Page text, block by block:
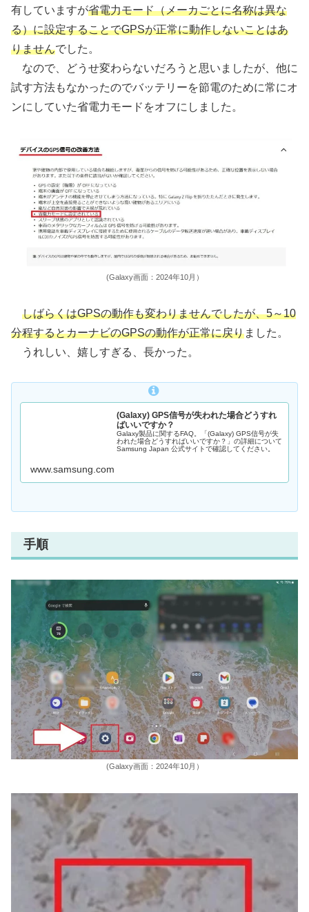
有していますが省電力モード（メーカごとに名称は異な
る）に設定することでGPSが正常に動作しないことはあ
りませんでした。
なので、どうせ変わらないだろうと思いましたが、他に
試す方法もなかったのでバッテリーを節電のために常にオ
ンにしていた省電力モードをオフにしました。
(Galaxy画面：2024年10月）
しばらくはGPSの動作も変わりませんでしたが、5～10
分程するとカーナビのGPSの動作が正常に戻りました。
うれしい、嬉しすぎる、長かった。
(Galaxy) GPS信号が失われた場合どうすれ
ばいいですか？
Galaxy製品に関するFAQ。「(Galaxy) GPS信号が失
われた場合どうすればいいですか？」の詳細について
Samsung Japan 公式サイトで確認してください。
www.samsung.com
手順
(Galaxy画面：2024年10月）